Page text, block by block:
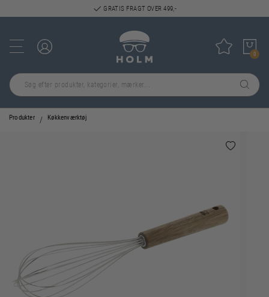
GRATIS FRAGT OVER 499,-
Tilføj til
0
Produkter Køkkenværktøj